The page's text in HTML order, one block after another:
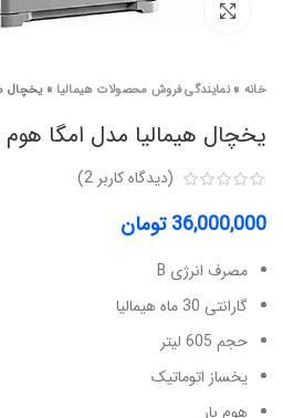
برای بزرگنمایی کلیک کنید
خانه »نمایندگی فروش محصولات هیمالیا »یخچال
یخچال هیمالیا مدل امگا هوم
(دیدگاه کاربر 2
)
36,000,000 تومان
مصرف انرژی B
گارانتی 30 ماه هیمالیا
حجم 605 لیتر
یخساز اتوماتیک
هوم بار